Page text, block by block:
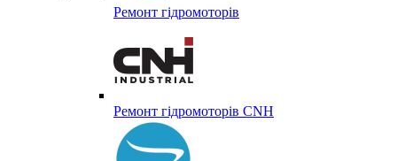
Ремонт гідромоторів
Ремонт гідромоторів CNH